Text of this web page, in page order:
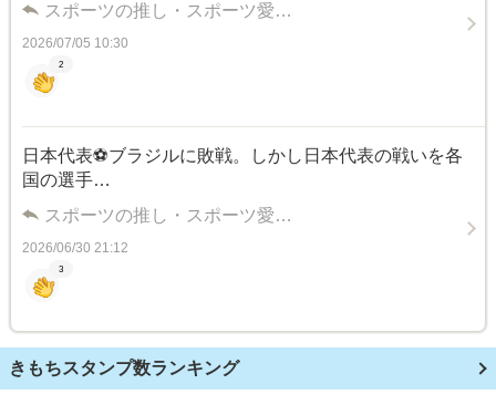
スポーツの推し・スポーツ愛…
2026/07/05 10:30
2
日本代表⚽️ブラジルに敗戦。しかし日本代表の戦いを各
国の選手…
スポーツの推し・スポーツ愛…
2026/06/30 21:12
3
きもちスタンプ数ランキング